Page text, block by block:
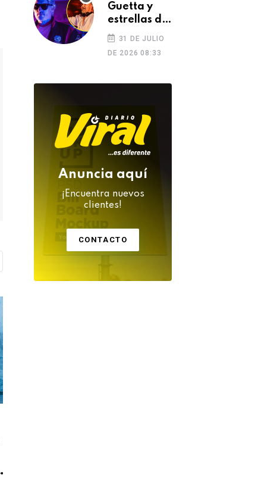
Guetta y
estrellas de
la música
despiden a
DJ Kavinsky
inesperada
31 DE JULIO
DE 2026 08:33
Anuncia aquí
¡Encuentra nuevos
clientes!
CONTACTO